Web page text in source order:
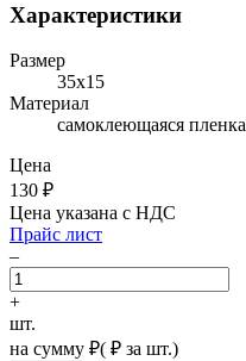
Характеристики
Размер
35х15
Материал
самоклеющаяся пленка
Цена
130 ₽
Цена указана с НДС
Прайс лист
–
+
шт.
на сумму ₽( ₽ за шт.)